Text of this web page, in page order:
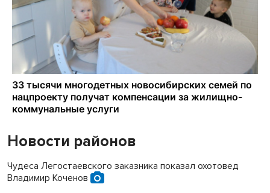
Новости районов
Чудеса Легостаевского заказника показал охотовед
Владимир Коченов